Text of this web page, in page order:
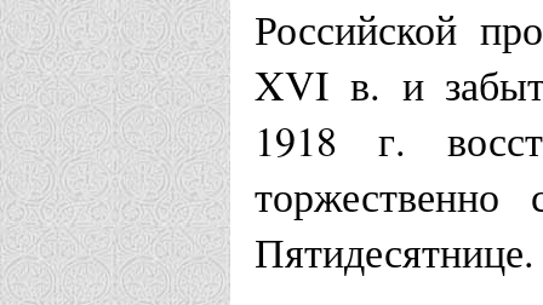
Российской
XVI в. и
1918 г.
Пятидесятнице.